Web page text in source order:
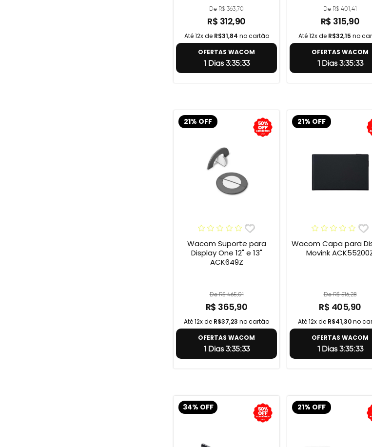
De R$ 363,70
R$ 312,90
Até 12x de R$31,84 no cartão
OFERTAS WACOM
1 Dias 3:35:32
De R$ 401,41
R$ 315,90
Até 12x de R$32,15 no
OFERTAS WACOM
1 Dias 3:35:32
21% OFF
Wacom Suporte para
Display One 12" e 13"
ACK649Z
De R$ 465,01
R$ 365,90
Até 12x de R$37,23 no cartão
OFERTAS WACOM
1 Dias 3:35:32
21% OFF
Wacom Capa para
Movink
De R$ 516,28
R$ 405,90
Até 12x de R$41,30no
OFERTAS WACOM
1 Dias 3:35:32
34% OFF 21% OFF